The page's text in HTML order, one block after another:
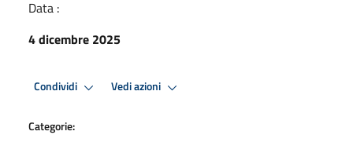
Data :
4 dicembre 2025
Condividi Vedi azioni
Categorie: